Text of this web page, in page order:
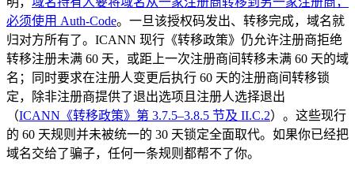
必须使用 Auth-Code。一旦该授权码发出、转移完成，域名就
归对方所有了。ICANN 现行《转移政策》仍允许注册商拒绝
转移注册未满 60 天，或距上一次注册商间转移未满 60 天的域
名；同时要求在注册人变更后执行 60 天的注册商间转移锁
定，除非注册商提供了退出选项且注册人选择退出
（ICANN《转移政策》第 3.7.5–3.8.5 节及 II.C.2）。这些现行
的 60 天规则并未被统一的 30 天锁定全面取代。如果你已经把
域名交给了骗子，任何一条规则都帮不了你。